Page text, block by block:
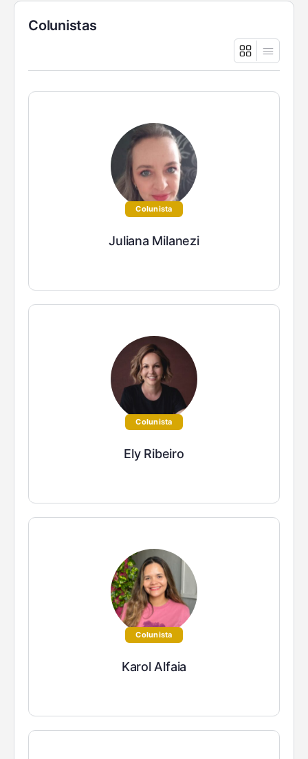
Colunistas
Colunista
Juliana Milanezi
Colunista
Ely Ribeiro
Colunista
Karol Alfaia